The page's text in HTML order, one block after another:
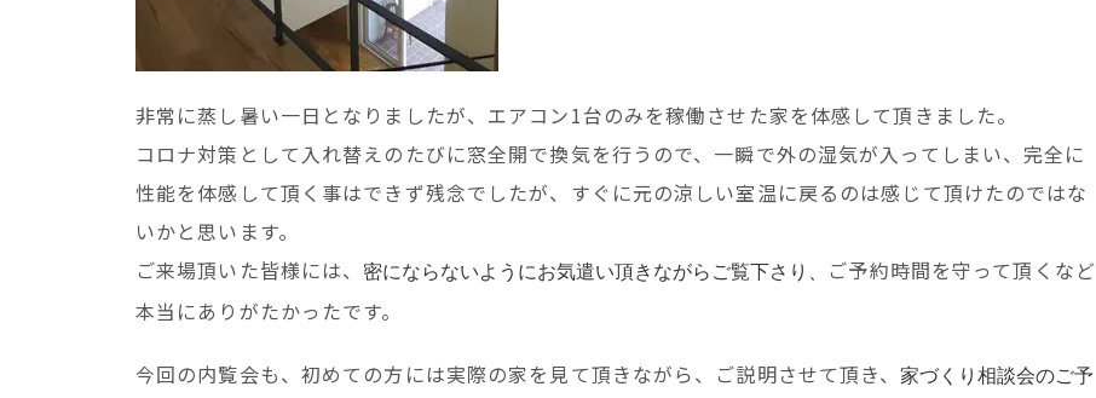
非常に蒸し暑い一日となりましたが、エアコン1台のみを稼働させた家を体感して頂きました。
コロナ対策として入れ替えのたびに窓全開で換気を行うので、一瞬で外の湿気が入ってしまい、完全に
性能を体感して頂く事はできず残念でしたが、すぐに元の涼しい室温に戻るのは感じて頂けたのではな
いかと思います。
ご来場頂いた皆様には、
密にならないようにお気遣い頂きながらご覧下さり、
ご予約時間を守って頂くなど
本当にありがたかったです。
今回の内覧会も、初めての方には実際の家を見て頂きながら、ご説明させて頂き、家づくり相談会のご予